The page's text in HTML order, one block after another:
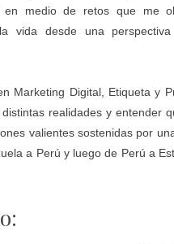
medio de retos que me
vida desde una
Marketing Digital, Etiqueta y
realidades y entender
valientes sostenidas por
a Perú y luego de Perú a